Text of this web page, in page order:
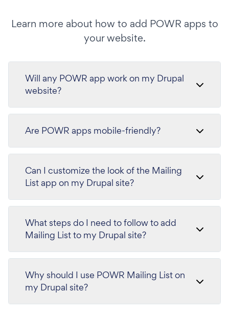
Learn more about how to add POWR apps to
your website.
Will any POWR app work on my Drupal
website?
Are POWR apps mobile-friendly?
Can I customize the look of the Mailing
List app on my Drupal site?
What steps do I need to follow to add
Mailing List to my Drupal site?
Why should I use POWR Mailing List on
my Drupal site?